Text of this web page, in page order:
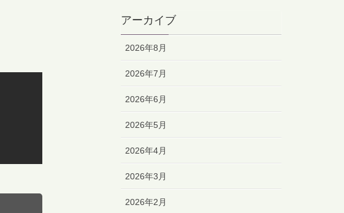
アーカイブ
2026年8月
2026年7月
2026年6月
2026年5月
2026年4月
2026年3月
2026年2月